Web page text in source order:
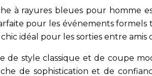
à rayures bleues pour homme
pour les événements formels
idéal pour les sorties entre amis
de style classique et de coupe
de sophistication et de